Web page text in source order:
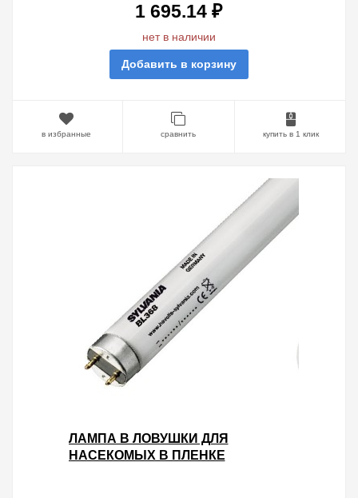
1 695.14 ₽
нет в наличии
Добавить в корзину
в избранные сравнить купить в 1 клик
ЛАМПА В ЛОВУШКИ ДЛЯ
НАСЕКОМЫХ В ПЛЕНКЕ